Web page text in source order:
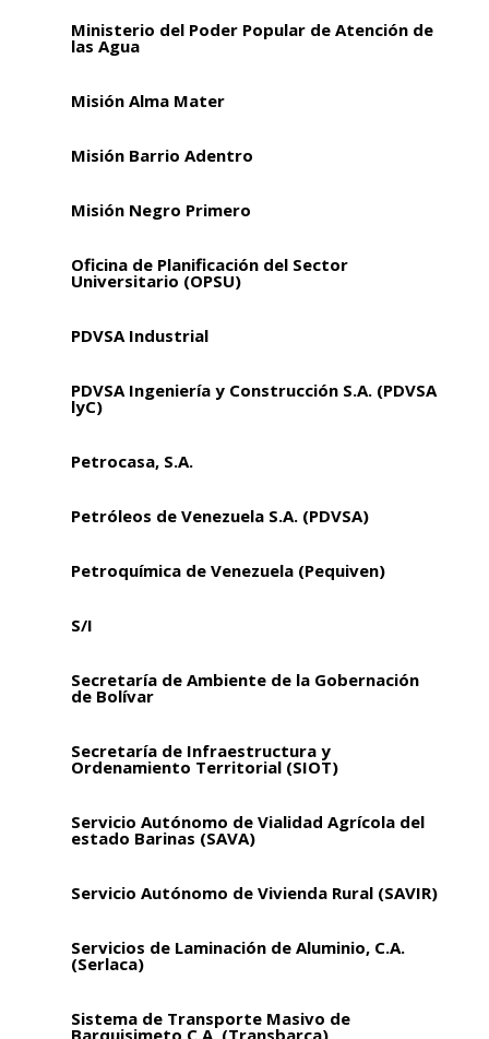
Ministerio del Poder Popular de Atención de
las Agua
Misión Alma Mater
Misión Barrio Adentro
Misión Negro Primero
Oficina de Planificación del Sector
Universitario (OPSU)
PDVSA Industrial
PDVSA Ingeniería y Construcción S.A. (PDVSA
lyC)
Petrocasa, S.A.
Petróleos de Venezuela S.A. (PDVSA)
Petroquímica de Venezuela (Pequiven)
S/I
Secretaría de Ambiente de la Gobernación
de Bolívar
Secretaría de Infraestructura y
Ordenamiento Territorial (SIOT)
Servicio Autónomo de Vialidad Agrícola del
estado Barinas (SAVA)
Servicio Autónomo de Vivienda Rural (SAVIR)
Servicios de Laminación de Aluminio, C.A.
(Serlaca)
Sistema de Transporte Masivo de